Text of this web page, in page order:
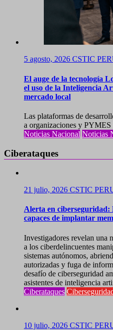
5 agosto, 2026 CSTIC
El auge de la tecnología
el uso de la Inteligencia
mercado local
Las plataformas de
a organizaciones y
Noticias Nacional Noticias
Ciberataques
21 julio, 2026 CSTIC
Alerta en ciberseguridad:
capaces de implantar
Investigadores revelan una
a los ciberdelincuentes
sistemas autónomos,
autorizadas y fuga de
desafío de ciberseguridad
asistentes de inteligencia
Ciberataques
10 julio, 2026 CSTIC